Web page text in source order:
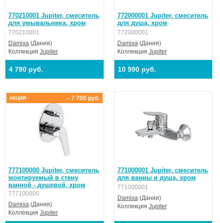
770210001 Jupiter, смеситель
для умывальника, хром
770210001
Damixa (Дания)
Коллекция Jupiter
4 790 руб.
772000001 Jupiter, смеситель
для душа, хром
772000001
Damixa(Дания)
Коллекция Jupiter
10 990 руб.
777100000 Jupiter, смеситель
монтируемый в стену
ванной - душевой, хром
777100000
Damixa (Дания)
Коллекция Jupiter
– 7 700 руб.
АКЦИЯ
771000001 Jupiter, смеситель
для ванны и душа, хром
771000001
Damixa(Дания)
Коллекция Jupiter